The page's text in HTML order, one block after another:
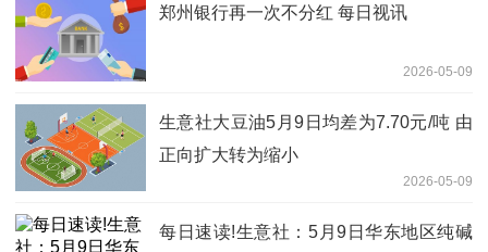
郑州银行再一次不分红 每日视讯
2026-05-09
生意社大豆油5月9日均差为7.70元/吨 由
正向扩大转为缩小
2026-05-09
每日速读!生意社：5月9日华东地区纯碱